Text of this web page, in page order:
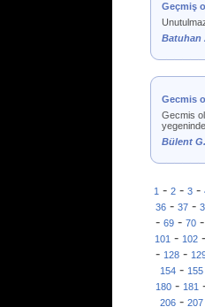
Geçmiş
Batuhan
Gecmis
Gecmis
Bülent G.
1- 2- 3-
36- 37-
- 69 - 70 -
101 - 102 -
- 128 -
154- 155
180 - 181
206 - 207